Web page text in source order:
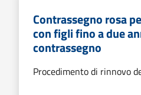
Contrassegno rosa
con figli fino a due
contrassegno
Procedimento di rinnovo